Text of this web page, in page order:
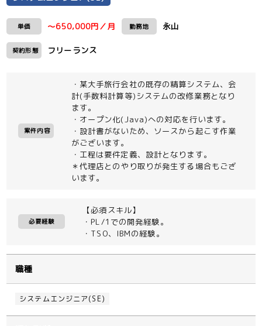
単価 ～650,000円／月 勤務地 永山
契約形態 フリーランス
案件内容
・某大手旅行会社の既存の精算システム、会
計(手数料計算等)システムの改修業務となり
ます。
・オープン化(Java)への対応を行います。
・設計書がないため、ソースから起こす作業
がございます。
・工程は要件定義、設計となります。
＊代理店とのやり取りが発生する場合もござ
います。
必要経験
【必須スキル】
・PL/1での開発経験。
・TSO、IBMの経験。
職種
システムエンジニア(SE)